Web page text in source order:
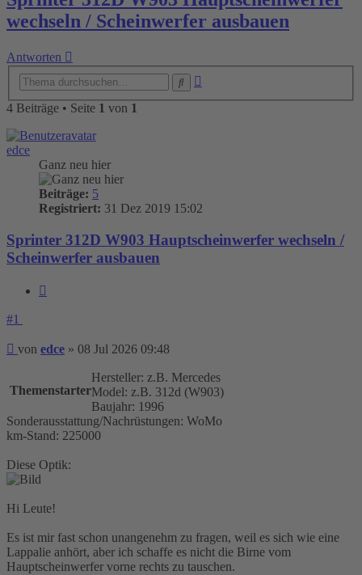
wechseln / Scheinwerfer ausbauen
Antworten
4 Beiträge • Seite 1 von 1
edce
Ganz neu hier
Beiträge: 5
Registriert: 31 Dez 2019 15:02
Sprinter 312D W903 Hauptscheinwerfer wechseln /
Scheinwerfer ausbauen
#1
Beitrag
von edce » 08 Jul 2026 09:48
Themenstarter
Hersteller: z.B. Mercedes
Model: z.B. 312d (W903)
Baujahr: 1996
Sonderausstattung/Nachrüstungen: WoMo
km-Stand: 225000
Diese Optik:
Hi Leute!
Es ist mir fast schon unangenehm zu fragen, weil es sich wie eine
Lappalie anhört, aber ich schaffe es nicht die Birne vom
Hauptscheinwerfer vorne rechts zu tauschen.